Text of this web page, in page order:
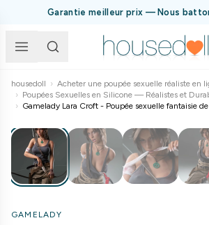
Garantie meilleur prix — Nous
housedoll › Acheter une poupée sexuelle réaliste en
› Poupées Sexuelles en Silicone — Réalistes et
› Gamelady Lara Croft - Poupée sexuelle fantaisie
GAMELADY